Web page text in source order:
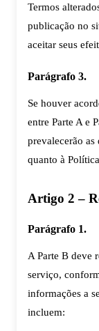
Termos
publicação no
aceitar seus
Parágrafo 3.
Se houver
entre Parte A e
prevalecerão
quanto à
Artigo 2 –
Parágrafo 1.
A Parte B deve
serviço,
informações a
incluem: